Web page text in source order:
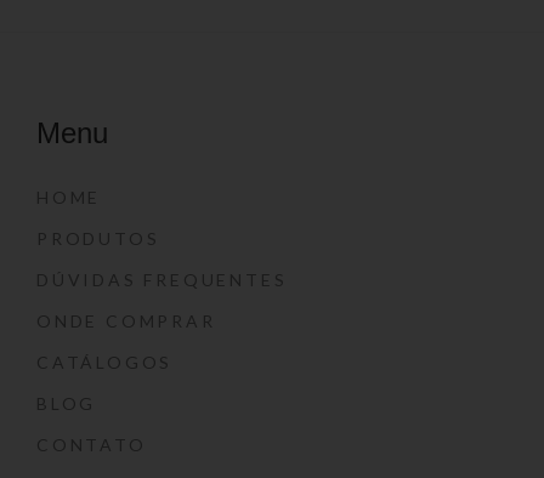
Menu
HOME
PRODUTOS
DÚVIDAS FREQUENTES
ONDE COMPRAR
CATÁLOGOS
BLOG
CONTATO